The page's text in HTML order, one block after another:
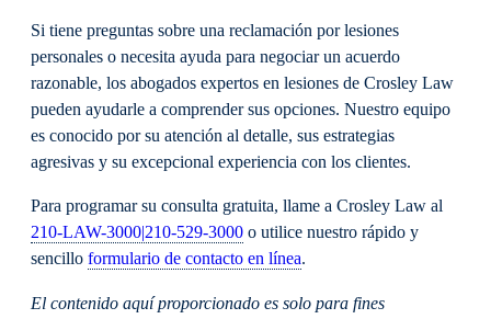
Si tiene preguntas sobre una reclamación por lesiones
personales o necesita ayuda para negociar un acuerdo
razonable, los abogados expertos en lesiones de Crosley Law
pueden ayudarle a comprender sus opciones. Nuestro equipo
es conocido por su atención al detalle, sus estrategias
agresivas y su excepcional experiencia con los clientes.
Para programar su consulta gratuita, llame a Crosley Law al
210-LAW-3000|210-529-3000 o utilice nuestro rápido y
sencillo formulario de contacto en línea.
El contenido aquí proporcionado es solo para fines